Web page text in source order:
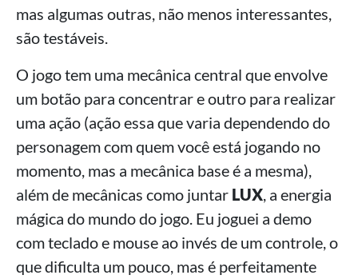
mas algumas outras, não menos interessantes,
são testáveis.
O jogo tem uma mecânica central que envolve
um botão para concentrar e outro para realizar
uma ação (ação essa que varia dependendo do
personagem com quem você está jogando no
momento, mas a mecânica base é a mesma),
além de mecânicas como juntar LUX , a energia
mágica do mundo do jogo. Eu joguei a demo
com teclado e mouse ao invés de um controle, o
que dificulta um pouco, mas é perfeitamente